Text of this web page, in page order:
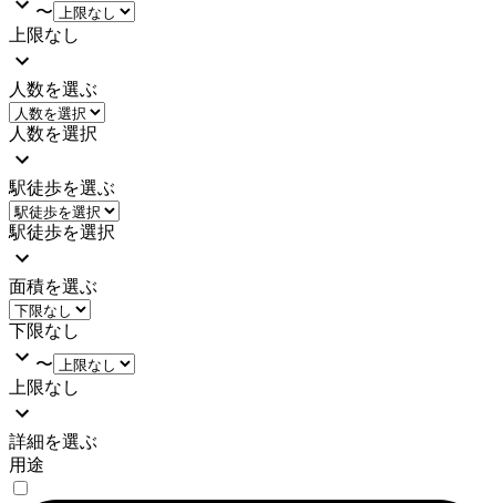
〜
上限なし
人数を選ぶ
人数を選択
駅徒歩を選ぶ
駅徒歩を選択
面積を選ぶ
下限なし
〜
上限なし
詳細を選ぶ
用途